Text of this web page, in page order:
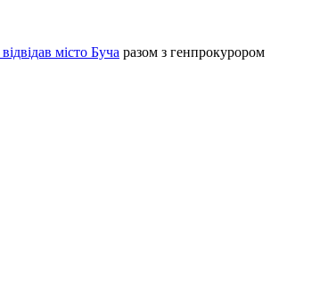
відвідав місто Буча разом з генпрокурором